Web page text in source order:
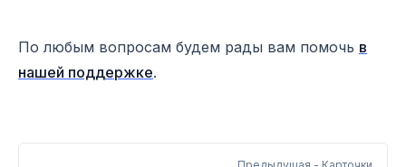
По любым вопросам будем рады вам помочь в
нашей поддержке.